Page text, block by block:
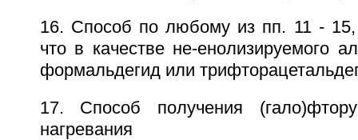
16. Способ по любому из пп. 11 -
что в качестве не-енолизируемого
формальдегид или
17. Способ получения
нагревания